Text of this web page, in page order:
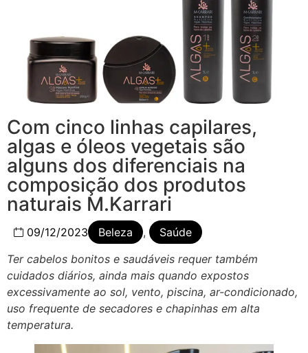
Com cinco linhas capilares,
algas e óleos vegetais são
alguns dos diferenciais na
composição dos produtos
naturais M.Karrari
09/12/2023 Beleza ,
Saúde
Ter cabelos bonitos e saudáveis requer também
cuidados diários, ainda mais quando expostos
excessivamente ao sol, vento, piscina, ar-condicionado,
uso frequente de secadores e chapinhas em alta
temperatura.